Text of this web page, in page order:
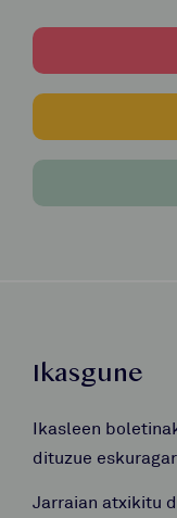
Ikasgune
Ikasleen
dituzue
Jarraian atxikitu